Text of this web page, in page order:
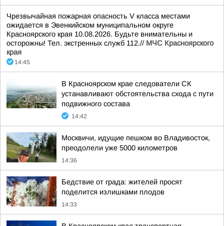
Чрезвычайная пожарная опасность V класса местами
ожидается в Эвенкийском муниципальном округе
Красноярского края 10.08.2026. Будьте внимательны и
осторожны! Тел. экстренных служб 112.// МЧС Красноярского
края
14:45
В Красноярском крае следователи СК
устанавливают обстоятельства схода с пути
подвижного состава
14:42
Москвичи, идущие пешком во Владивосток,
преодолели уже 5000 километров
14:36
Бедствие от града: жителей просят
поделится излишками плодов
14:33